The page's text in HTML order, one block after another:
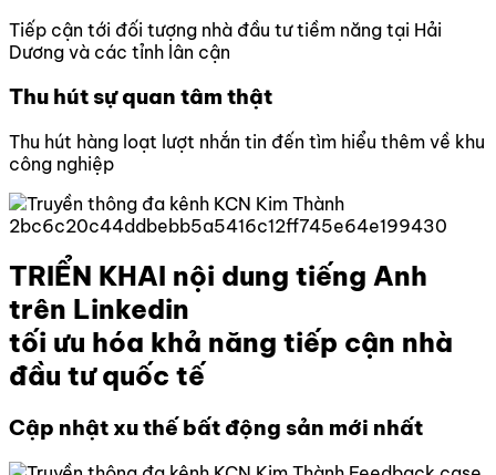
Tiếp cận tới đối tượng nhà đầu tư tiềm năng tại Hải
Dương và các tỉnh lân cận
Thu hút sự quan tâm thật
Thu hút hàng loạt lượt nhắn tin đến tìm hiểu thêm về khu
công nghiệp
TRIỂN KHAI nội dung tiếng Anh
trên Linkedin
tối ưu hóa khả năng tiếp cận nhà
đầu tư quốc tế
Cập nhật xu thế bất động sản mới nhất